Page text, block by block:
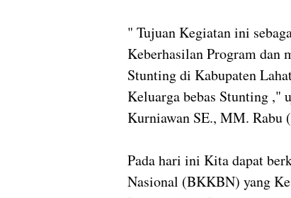
" Tujuan Kegiatan ini
Keberhasilan Program dan
Stunting di Kabupaten
Keluarga bebas Stunting
Kurniawan SE., MM. Rabu
Pada hari ini Kita dapat
Nasional (BKKBN) yang